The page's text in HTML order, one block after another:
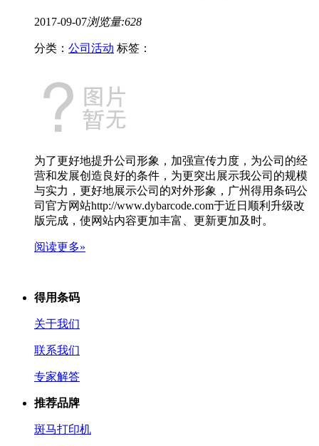
2017-09-07浏览量:628
分类： 公司活动 标签：
为了更好地提升公司形象，加强宣传力度，为公司的经
营和发展创造良好的条件，为更突出展示我公司的规模
与实力，更好地展示公司的对外形象，广州得用条码公
司官方网站http://www.dybarcode.com于近日顺利升级改
版完成，使网站内容更加丰富、更新更加及时。
阅读更多»
得用条码
关于我们
联系我们
专家解答
推荐品牌
斑马打印机